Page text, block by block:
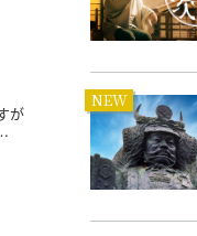
が
NEW